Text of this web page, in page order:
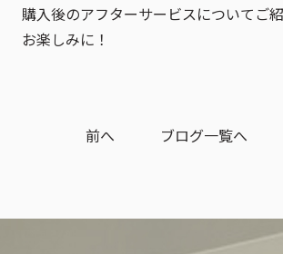
購入後のアフターサービスについてご紹
お楽しみに！
前へ ブログ一覧へ